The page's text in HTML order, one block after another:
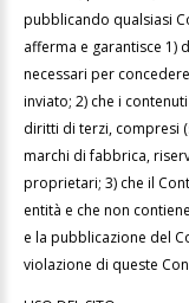
pubblicando qualsiasi
afferma e garantisce
necessari per
inviato; 2) che i
diritti di terzi, compresi
marchi di fabbrica,
proprietari; 3) che il
entità e che non
e la pubblicazione del
violazione di queste